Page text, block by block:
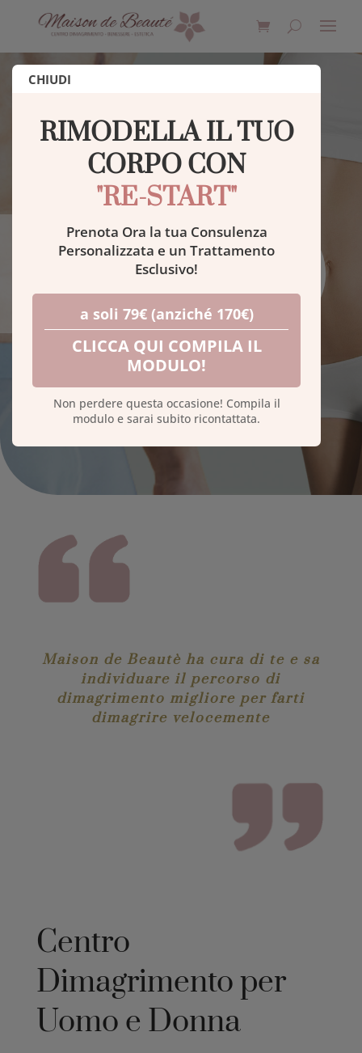
SERVIZI
Dimagrimento
Maison de Beautè ha cura di te e sa
individuare il percorso di
dimagrimento migliore per farti
dimagrire velocemente
Centro
Dimagrimento per
Uomo e Donna
CHIUDI
RIMODELLA IL TUO
CORPO CON
"RE-START"
Prenota Ora la tua Consulenza
Personalizzata e un Trattamento
Esclusivo!
a soli 79€ (anziché 170€)
CLICCA QUI COMPILA IL
MODULO!
Non perdere questa occasione! Compila il
modulo e sarai subito ricontattata.